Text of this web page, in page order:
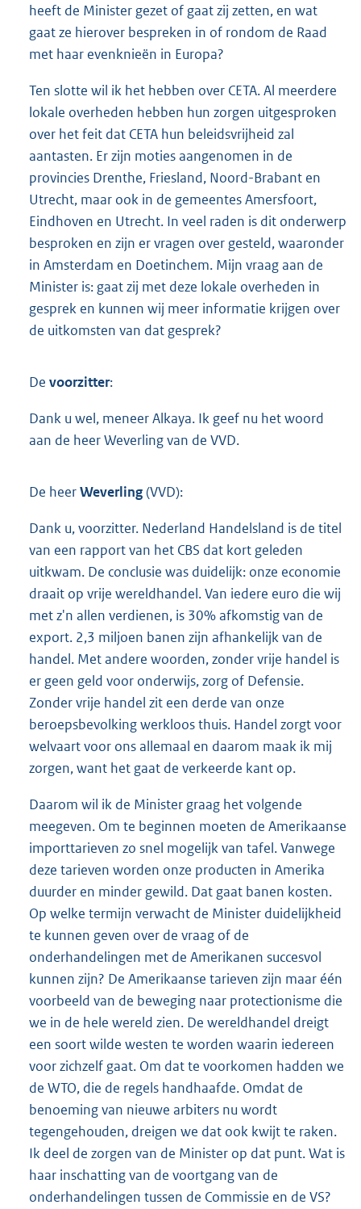
heeft de Minister gezet of gaat zij zetten, en wat
gaat ze hierover bespreken in of rondom de Raad
met haar evenknieën in Europa?
Ten slotte wil ik het hebben over CETA. Al meerdere
lokale overheden hebben hun zorgen uitgesproken
over het feit dat CETA hun beleidsvrijheid zal
aantasten. Er zijn moties aangenomen in de
provincies Drenthe, Friesland, Noord-Brabant en
Utrecht, maar ook in de gemeentes Amersfoort,
Eindhoven en Utrecht. In veel raden is dit onderwerp
besproken en zijn er vragen over gesteld, waaronder
in Amsterdam en Doetinchem. Mijn vraag aan de
Minister is: gaat zij met deze lokale overheden in
gesprek en kunnen wij meer informatie krijgen over
de uitkomsten van dat gesprek?
De voorzitter:
Dank u wel, meneer Alkaya. Ik geef nu het woord
aan de heer Weverling van de VVD.
De heerWeverling(VVD):
Dank u, voorzitter. Nederland Handelsland is de titel
van een rapport van het CBS dat kort geleden
uitkwam. De conclusie was duidelijk: onze economie
draait op vrije wereldhandel. Van iedere euro die wij
met z'n allen verdienen, is 30% afkomstig van de
export. 2,3 miljoen banen zijn afhankelijk van de
handel. Met andere woorden, zonder vrije handel is
er geen geld voor onderwijs, zorg of Defensie.
Zonder vrije handel zit een derde van onze
beroepsbevolking werkloos thuis. Handel zorgt voor
welvaart voor ons allemaal en daarom maak ik mij
zorgen, want het gaat de verkeerde kant op.
Daarom wil ik de Minister graag het volgende
meegeven. Om te beginnen moeten de Amerikaanse
importtarieven zo snel mogelijk van tafel. Vanwege
deze tarieven worden onze producten in Amerika
duurder en minder gewild. Dat gaat banen kosten.
Op welke termijn verwacht de Minister duidelijkheid
te kunnen geven over de vraag of de
onderhandelingen met de Amerikanen succesvol
kunnen zijn? De Amerikaanse tarieven zijn maar één
voorbeeld van de beweging naar protectionisme die
we in de hele wereld zien. De wereldhandel dreigt
een soort wilde westen te worden waarin iedereen
voor zichzelf gaat. Om dat te voorkomen hadden we
de WTO, die de regels handhaafde. Omdat de
benoeming van nieuwe arbiters nu wordt
tegengehouden, dreigen we dat ook kwijt te raken.
Ik deel de zorgen van de Minister op dat punt. Wat is
haar inschatting van de voortgang van de
onderhandelingen tussen de Commissie en de VS?